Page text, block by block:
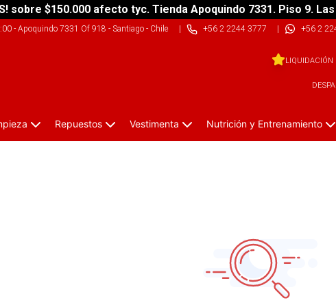
sobre $150.000 afecto tyc. Tienda Apoquindo 7331. Piso 9.
- Apoquindo 7331 Of 918 - Santiago - Chile| +56 2 2244 3777 | +56 2
LIQUIDACIÓN
Repuestos Vestimenta Nutrición y Entrenamiento